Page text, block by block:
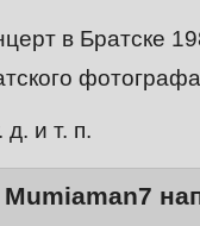
в Братске
д. и т. п.
Mumiaman7